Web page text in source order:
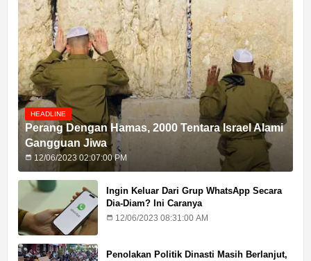
HEADLINE
Perang Dengan Hamas, 2000 Tentara Israel Alami
Gangguan Jiwa
12/06/2023 02:07:00 PM
Ingin Keluar Dari Grup WhatsApp Secara
Dia-Diam? Ini Caranya
12/06/2023 08:31:00 AM
Penolakan Politik Dinasti Masih Berlanjut,